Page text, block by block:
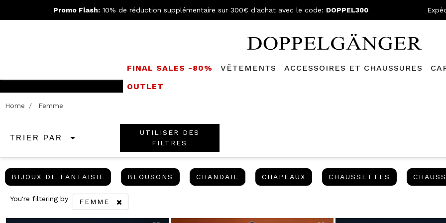
Promo Flash: 10% de réduction supplémentaire sur 300€ d'achat avec le code: DOPPEL300
FINAL SALES -80% VÊTEMENTS ACCESSOIRES ET CHAUSSURES
OUTLET
Home Femme
TRIER PAR
UTILISER DES
FILTRES
BIJOUX DE FANTAISIE BIJOUX DE FANTAISIE
BLOUSONS BLOUSONS
CHANDAIL CHANDAILCHAPEAUX CHAPEAUXCHAUSSETTES
You're filtering by
FEMME
REMOVE FILTER CURRENTLY REFINED BY CATÉGORIE: FEMME